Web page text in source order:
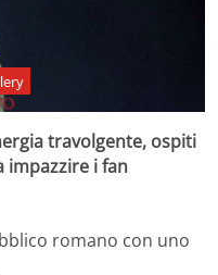
travolgente, ospiti
impazzire i fan
romano con uno